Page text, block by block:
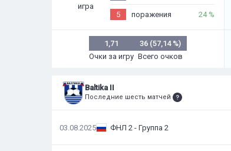
игра
5 поражения 24 %
1,71
Очки за игру
36 (57,14 %)
Всего очков
Baltika II
Последние шесть матчей
03.08.2025 ФНЛ 2 - Группа 2